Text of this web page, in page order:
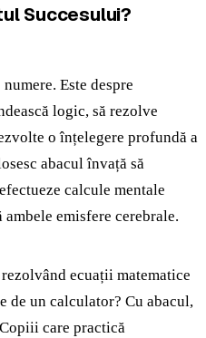
Succesului?
Este despre
logic, să rezolve
o înțelegere profundă a
abacul învață să
calcule mentale
emisfere cerebrale.
ecuații matematice
de un calculator? Cu abacul,
care practică